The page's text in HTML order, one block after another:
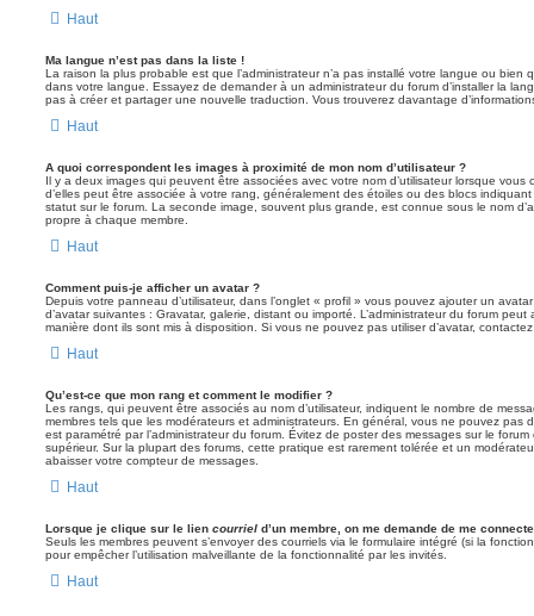
Haut
Ma langue n’est pas dans la liste !
La raison la plus probable est que l’administrateur n’a pas installé votre langue ou bien
dans votre langue. Essayez de demander à un administrateur du forum d’installer la
pas à créer et partager une nouvelle traduction. Vous trouverez davantage
Haut
A quoi correspondent les images à proximité de mon nom d’utilisateur ?
Il y a deux images qui peuvent être associées avec votre nom d’utilisateur lorsque vous
d’elles peut être associée à votre rang, généralement des étoiles ou des blocs
statut sur le forum. La seconde image, souvent plus grande, est connue sous le nom
propre à chaque membre.
Haut
Comment puis-je afficher un avatar ?
Depuis votre panneau d’utilisateur, dans l’onglet « profil » vous pouvez ajouter un
d’avatar suivantes : Gravatar, galerie, distant ou importé. L’administrateur du forum
manière dont ils sont mis à disposition. Si vous ne pouvez pas utiliser d’avatar,
Haut
Qu’est-ce que mon rang et comment le modifier ?
Les rangs, qui peuvent être associés au nom d’utilisateur, indiquent le nombre de
membres tels que les modérateurs et administrateurs. En général, vous ne pouvez pas
est paramétré par l’administrateur du forum. Évitez de poster des messages sur le
supérieur. Sur la plupart des forums, cette pratique est rarement tolérée et un
abaisser votre compteur de messages.
Haut
Lorsque je clique sur le lien courriel d’un membre, on me demande de me
Seuls les membres peuvent s’envoyer des courriels via le formulaire intégré (si la
pour empêcher l’utilisation malveillante de la fonctionnalité par les invités.
Haut